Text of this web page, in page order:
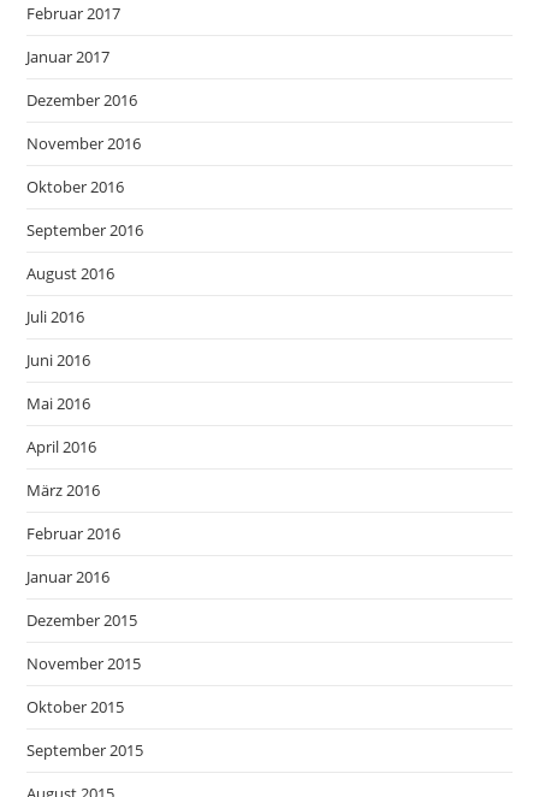
Februar 2017
Januar 2017
Dezember 2016
November 2016
Oktober 2016
September 2016
August 2016
Juli 2016
Juni 2016
Mai 2016
April 2016
März 2016
Februar 2016
Januar 2016
Dezember 2015
November 2015
Oktober 2015
September 2015